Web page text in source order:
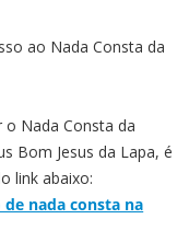
ao Nada Consta da
Nada Consta da
Bom Jesus da Lapa, é
link abaixo:
nada consta na